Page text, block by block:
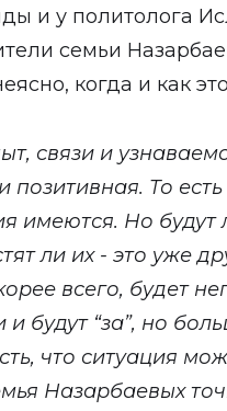
и у политолога
семьи
когда и как
связи и
позитивная. То
имеются. Но будут
ли их - это уже
всего, будет
будут “за”, но
что ситуация
Назарбаевых